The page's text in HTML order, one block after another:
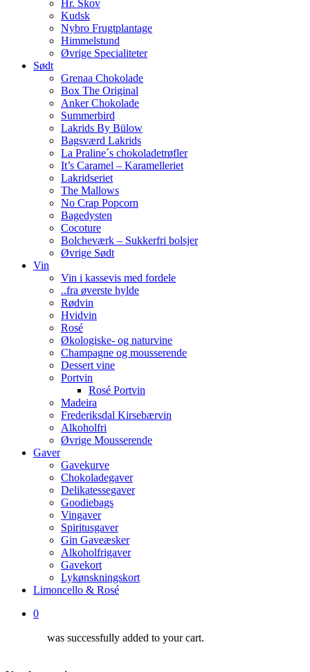
Hr. Skov
Kudsk
Nybro Frugtplantage
Himmelstund
Øvrige Specialiteter
Sødt
Grenaa Chokolade
Box The Original
Anker Chokolade
Summerbird
Lakrids By Bülow
Bagsværd Lakrids
La Praline´s chokoladetrøfler
It’s Caramel – Karamelleriet
Lakridseriet
The Mallows
No Crap Popcorn
Bagedysten
Cocoture
Bolcheværk – Sukkerfri bolsjer
Øvrige Sødt
Vin
Vin i kassevis med fordele
..fra øverste hylde
Rødvin
Hvidvin
Rosé
Økologiske- og naturvine
Champagne og mousserende
Dessert vine
Portvin
Rosé Portvin
Madeira
Frederiksdal Kirsebærvin
Alkoholfri
Øvrige Mousserende
Gaver
Gavekurve
Chokoladegaver
Delikatessegaver
Goodiebags
Vingaver
Spiritusgaver
Gin Gaveæsker
Alkoholfrigaver
Gavekort
Lykønskningskort
Limoncello & Rosé
0
was successfully added to your cart.